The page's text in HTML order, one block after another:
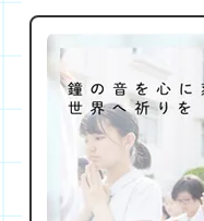
内では感染予防に配
ラッフル（チャリティ
インとリアルを融合
イデアと可能性の実
院祭になったようで
学院祭コミティーと
たちを支えた先生
うかがいました。